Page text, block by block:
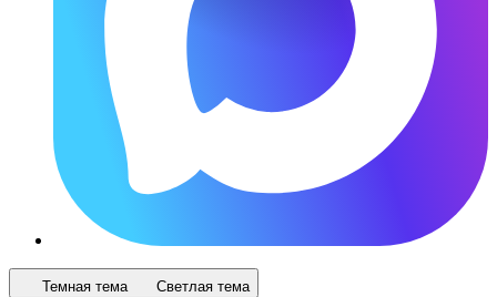
Темная тема Светлая тема